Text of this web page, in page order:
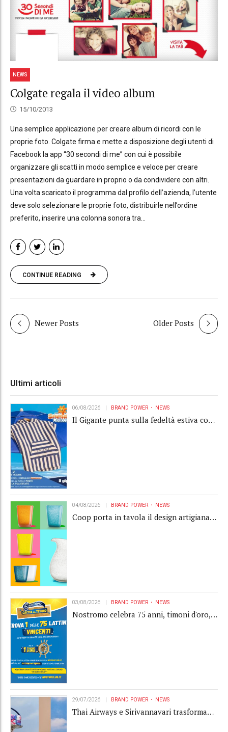
NEWS
Colgate regala il video album
15/10/2013
Una semplice applicazione per creare album di ricordi con le
proprie foto. Colgate firma e mette a disposizione degli utenti di
Facebook la app “30 secondi di me” con cui è possibile
organizzare gli scatti in modo semplice e veloce per creare
presentazioni da guardare in proprio o da condividere con altri.
Una volta scaricato il programma dal profilo dell’azienda, l’utente
deve solo selezionare le proprie foto, distribuirle nell’ordine
preferito, inserire una colonna sonora tra...
CONTINUE READING
Newer Posts Older Posts
Ultimi articoli
06/08/2026 BRAND POWER NEWS
Il Gigante punta sulla fedeltà estiva con
04/08/2026 BRAND POWER NEWS
Coop porta in tavola il design artigianale
03/08/2026 BRAND POWER NEWS
Nostromo celebra 75 anni, timoni d'oro,
29/07/2026 BRAND POWER NEWS
Thai Airways e Sirivannavari trasformano